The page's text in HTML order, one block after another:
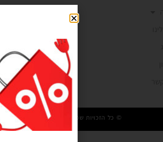
כניסה V1, ולרדת במדרגות ל1-
© כל הזכויות שמורות 2021 | FunZmania